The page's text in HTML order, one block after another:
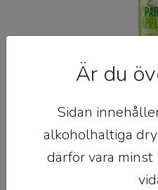
Sparkles
MER
Är du
Sidan
alkoholhaltiga
därför vara minst